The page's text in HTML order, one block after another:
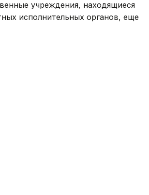
учреждения, находящиеся
исполнительных органов, еще